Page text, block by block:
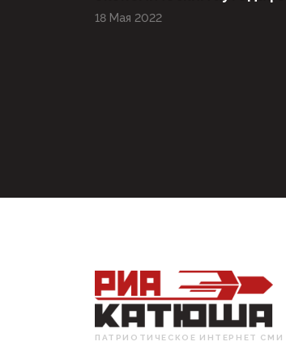
18 Мая 2022
ПАТРИОТИЧЕСКОЕ ИНТЕРНЕТ СМИ